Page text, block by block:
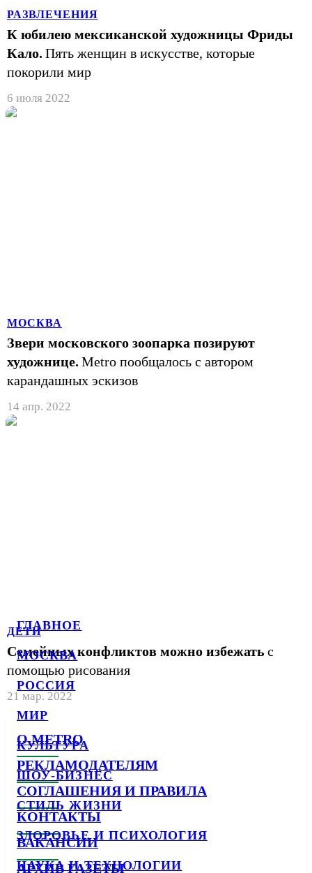
ГЛАВНОЕ
МОСКВА
РОССИЯ
МИР
КУЛЬТУРА
ШОУ-БИЗНЕС
СТИЛЬ ЖИЗНИ
ЗДОРОВЬЕ И ПСИХОЛОГИЯ
НАУКА И ТЕХНОЛОГИИ
РАЗВЛЕЧЕНИЯ
К юбилею мексиканской художницы Фриды
Кало. Пять женщин в искусстве, которые
покорили мир
6 июля 2022
МОСКВА
Звери московского зоопарка позируют
художнице. Metro пообщалось с автором
карандашных эскизов
14 апр. 2022
ДЕТИ
Семейных конфликтов можно избежать с
помощью рисования
21 мар. 2022
О METRO
РЕКЛАМОДАТЕЛЯМ
СОГЛАШЕНИЯ И ПРАВИЛА
КОНТАКТЫ
ВАКАНСИИ
АРХИВ ГАЗЕТЫ